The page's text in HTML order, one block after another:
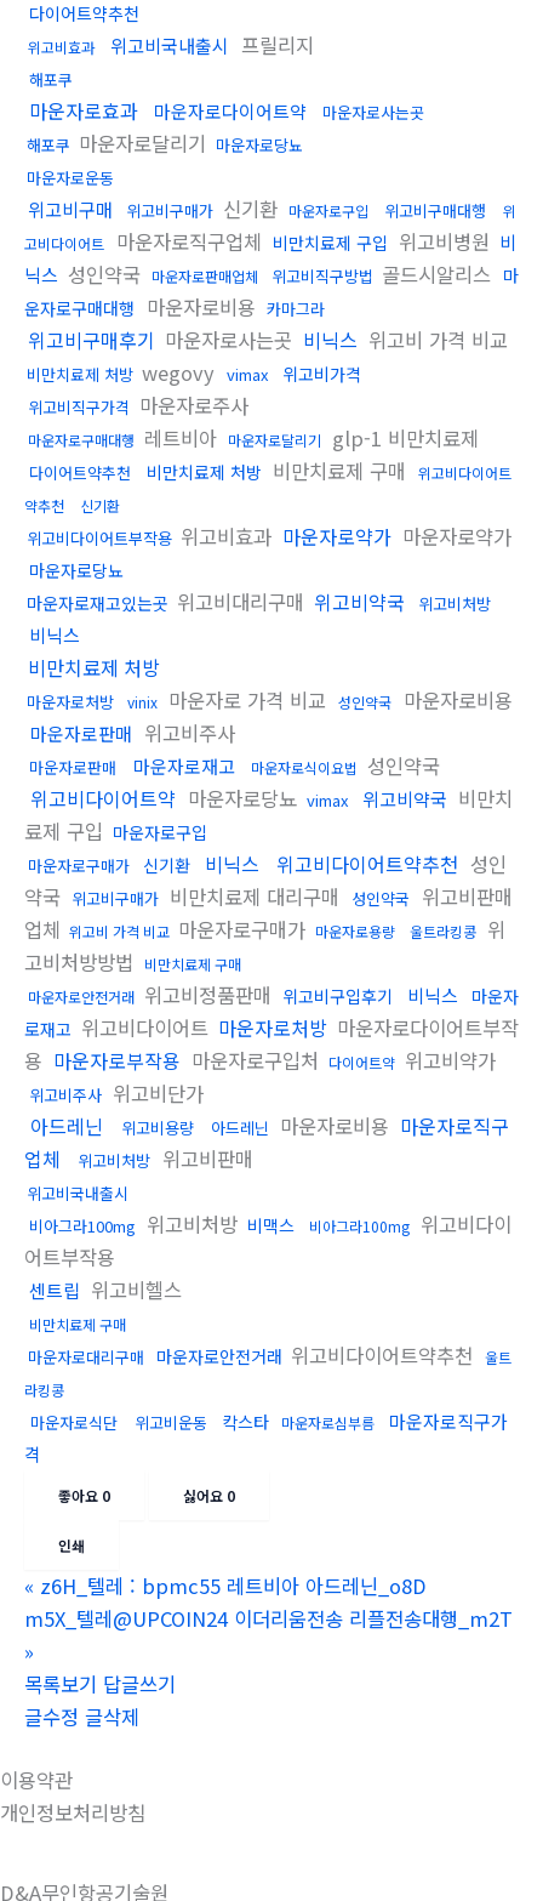
다이어트약추천
위고비효과 위고비국내출시 프릴리지
해포쿠
마운자로효과 마운자로다이어트약
마운자로사는곳
해포쿠 마운자로달리기 마운자로당뇨
마운자로운동
위고비구매 위고비구매가 신기환 마운자로구입 위고비구매대행
위
고비다이어트
마운자로직구업체 비만치료제 구입 위고비병원 비
닉스 성인약국 마운자로판매업체 위고비직구방법 골드시알리스 마
운자로구매대행
마운자로비용 카마그라
위고비구매후기 마운자로사는곳 비닉스 위고비 가격 비교
비만치료제 처방 wegovy vimax 위고비가격
위고비직구가격 마운자로주사
마운자로구매대행 레트비아 마운자로달리기 glp-1 비만치료제
다이어트약추천 비만치료제 처방 비만치료제 구매
위고비다이어트
약추천
신기환
위고비다이어트부작용 위고비효과 마운자로약가 마운자로약가
마운자로당뇨
마운자로재고있는곳 위고비대리구매 위고비약국 위고비처방
비닉스
비만치료제 처방
마운자로처방 vinix 마운자로 가격 비교 성인약국 마운자로비용
마운자로판매 위고비주사
마운자로판매 마운자로재고 마운자로식이요법
성인약국
위고비다이어트약 마운자로당뇨 vimax 위고비약국 비만치
료제 구입 마운자로구입
마운자로구매가 신기환 비닉스 위고비다이어트약추천 성인
약국 위고비구매가 비만치료제 대리구매 성인약국
위고비판매
업체 위고비 가격 비교 마운자로구매가 마운자로용량 울트라킹콩 위
고비처방방법
비만치료제 구매
마운자로안전거래 위고비정품판매 위고비구입후기 비닉스
마운자
로재고 위고비다이어트 마운자로처방 마운자로다이어트부작
용 마운자로부작용 마운자로구입처 다이어트약 위고비약가
위고비주사 위고비단가
아드레닌
위고비용량 아드레닌 마운자로비용 마운자로직구
업체
위고비처방 위고비판매
위고비국내출시
비아그라100mg 위고비처방 비맥스 비아그라100mg 위고비다이
어트부작용
센트립 위고비헬스
비만치료제 구매
마운자로대리구매 마운자로안전거래 위고비다이어트약추천
울트
라킹콩
마운자로식단 위고비운동 칵스타 마운자로심부름
마운자로직구가
격
좋아요 0 싫어요 0
인쇄
« z6H_텔레 : bpmc55 레트비아 아드레닌_o8D
m5X_텔레@UPCOIN24 이더리움전송 리플전송대행_m2T
»
목록보기 답글쓰기
글수정 글삭제
이용약관
개인정보처리방침
D&A무인항공기술원